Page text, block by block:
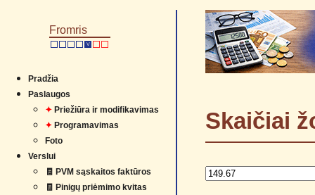
Fromris
V
Pradžia
Paslaugos
✦ Priežiūra ir modifikavimas
✦ Programavimas
Foto
Verslui
🧾 PVM sąskaitos faktūros
🧾 Pinigų priėmimo kvitas
Skaičiai